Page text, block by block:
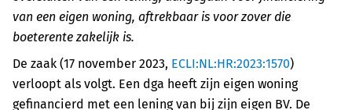
van een eigen woning, aftrekbaar is voor zover die
boeterente zakelijk is.
De zaak (17 november 2023, ECLI:NL:HR:2023:1570)
verloopt als volgt. Een dga heeft zijn eigen woning
gefinancierd met een lening van bij zijn eigen BV. De